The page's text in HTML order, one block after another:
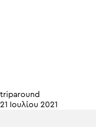
triparound
21 Ιουλίου 2021